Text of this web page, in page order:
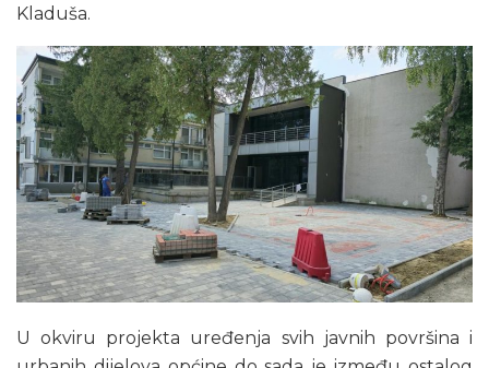
Kladuša.
U okviru projekta uređenja svih javnih površina i